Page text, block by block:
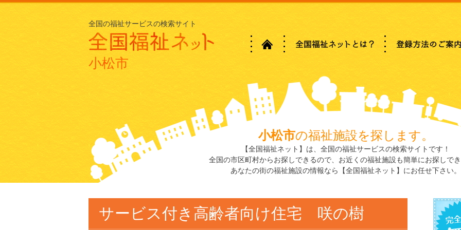
全国の福祉サービスの検索サイト
小松市
小松市の福祉施設を探します。
【全国福祉ネット】は、全国の福祉サービスの検索サイトです！
全国の市区町村からお探しできるので、お近くの福祉施設も簡単にお探しで
あなたの街の福祉施設の情報なら【全国福祉ネット】にお任せ下さい。
サービス付き高齢者向け住宅 咲の樹